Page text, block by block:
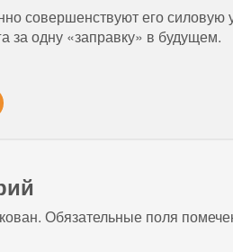
совершенствуют его
за одну «заправку» в будущем.
Обязательные поля